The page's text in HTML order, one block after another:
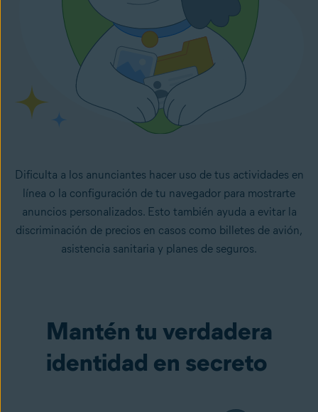
Dificulta a los anunciantes hacer uso de tus actividades en
línea o la configuración de tu navegador para mostrarte
anuncios personalizados. Esto también ayuda a evitar la
discriminación de precios en casos como billetes de avión,
asistencia sanitaria y planes de seguros.
Mantén tu verdadera
identidad en secreto